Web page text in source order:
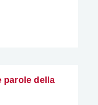
parole della